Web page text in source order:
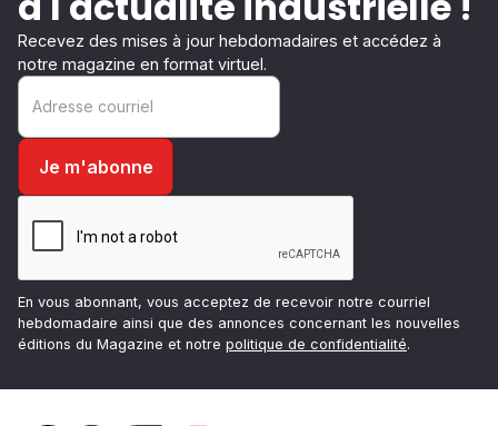
Recevez des mises à jour hebdomadaires et accédez à
notre magazine en format virtuel.
En vous abonnant, vous acceptez de recevoir notre courriel
hebdomadaire ainsi que des annonces concernant les nouvelles
éditions du Magazine et notre politique de confidentialité.